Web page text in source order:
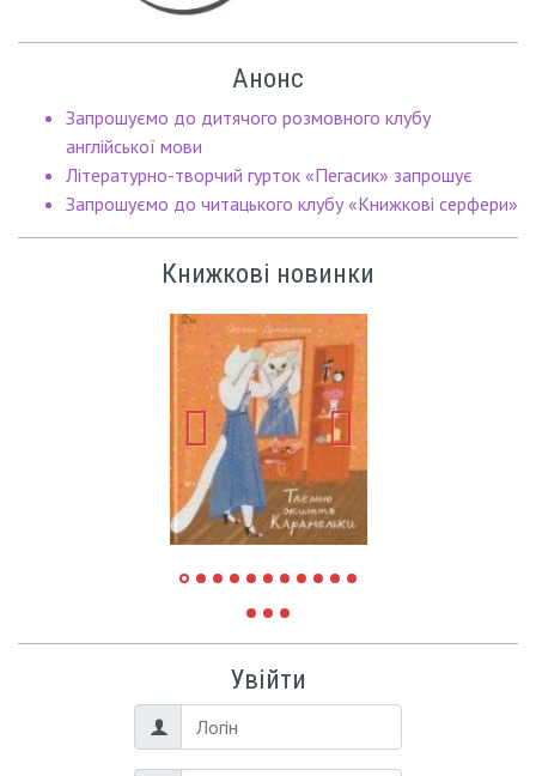
Анонс
Запрошуємо до дитячого розмовного клубу
англійської мови
Літературно-творчий гурток «Пегасик» запрошує
Запрошуємо до читацького клубу «Книжкові серфери»
Книжкові новинки
Увійти
Логін